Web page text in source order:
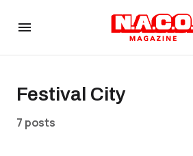
Festival City
7 posts